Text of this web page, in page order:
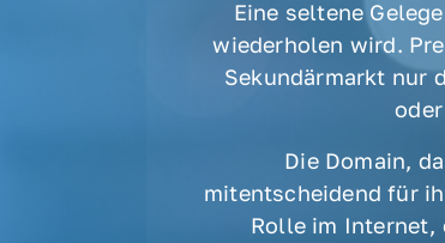
Eine seltene
wiederholen wird.
Sekundärmarkt nur
Die Domain,
mitentscheidend für
Rolle im Internet,